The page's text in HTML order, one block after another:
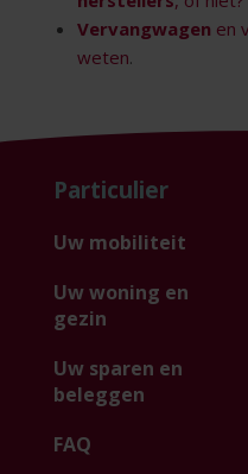
Vervangwagen en
weten.
Particulier
Uw mobiliteit
Uw woning en
gezin
Uw sparen en
beleggen
FAQ